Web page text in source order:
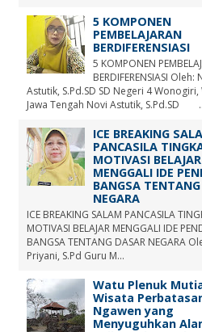
5 KOMPONEN
PEMBELAJARAN
BERDIFERENSIASI
5 KOMPONEN
BERDIFERENSIASI Oleh:
Astutik, S.Pd.SD SD Negeri 4
Jawa Tengah Novi Astutik, S.Pd.SD
ICE BREAKING
PANCASILA
MOTIVASI BELAJAR
MENGGALI IDE
BANGSA
NEGARA
ICE BREAKING SALAM PANCASILA
MOTIVASI BELAJAR MENGGALI IDE
BANGSA TENTANG DASAR NEGARA
Priyani, S.Pd Guru M...
Watu Plenuk
Wisata
Ngawen yang
Menyuguhkan